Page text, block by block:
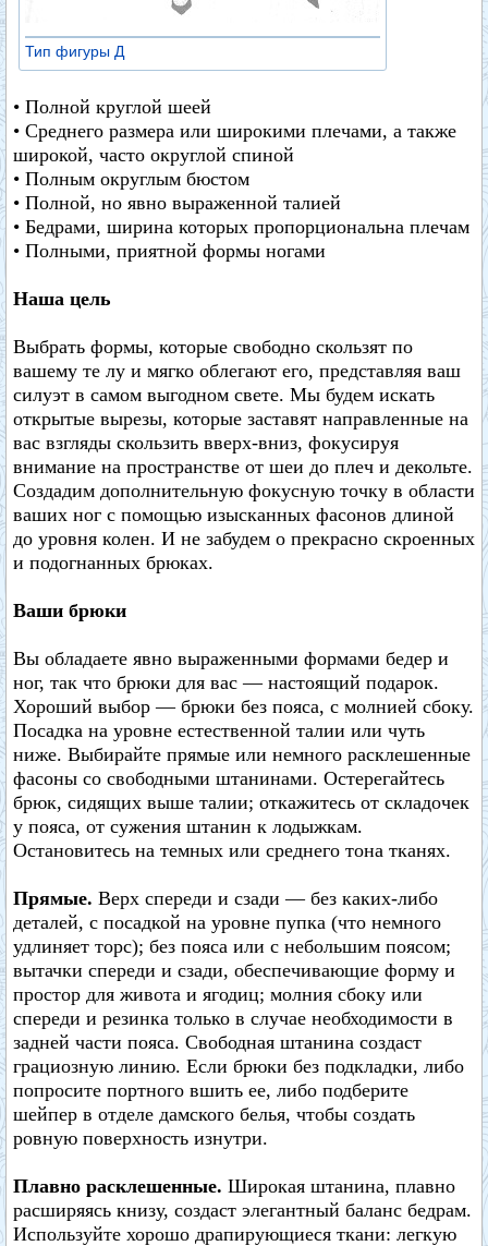
Тип фигуры Д
• Полной круглой шеей
• Среднего размера или широкими плечами, а также
широкой, часто округлой спиной
• Полным округлым бюстом
• Полной, но явно выраженной талией
• Бедрами, ширина которых пропорциональна плечам
• Полными, приятной формы ногами
Наша цель
Выбрать формы, которые свободно скользят по
вашему те лу и мягко облегают его, представляя ваш
силуэт в самом выгодном свете. Мы будем искать
открытые вырезы, которые заставят направленные на
вас взгляды скользить вверх-вниз, фокусируя
внимание на пространстве от шеи до плеч и декольте.
Создадим дополнительную фокусную точку в области
ваших ног с помощью изысканных фасонов длиной
до уровня колен. И не забудем о прекрасно скроенных
и подогнанных брюках.
Ваши брюки
Вы обладаете явно выраженными формами бедер и
ног, так что брюки для вас — настоящий подарок.
Хороший выбор — брюки без пояса, с молнией сбоку.
Посадка на уровне естественной талии или чуть
ниже. Выбирайте прямые или немного расклешенные
фасоны со свободными штанинами. Остерегайтесь
брюк, сидящих выше талии; откажитесь от складочек
у пояса, от сужения штанин к лодыжкам.
Остановитесь на темных или среднего тона тканях.
Прямые. Верх спереди и сзади — без каких-либо
деталей, с посадкой на уровне пупка (что немного
удлиняет торс); без пояса или с небольшим поясом;
вытачки спереди и сзади, обеспечивающие форму и
простор для живота и ягодиц; молния сбоку или
спереди и резинка только в случае необходимости в
задней части пояса. Свободная штанина создаст
грациозную линию. Если брюки без подкладки, либо
попросите портного вшить ее, либо подберите
шейпер в отделе дамского белья, чтобы создать
ровную поверхность изнутри.
Плавно расклешенные. Широкая штанина, плавно
расширяясь книзу, создаст элегантный баланс бедрам.
Используйте хорошо драпирующиеся ткани: легкую